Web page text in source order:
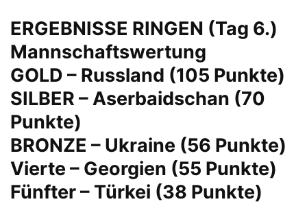
ERGEBNISSE RINGEN (Tag 6.)
Mannschaftswertung
GOLD – Russland (105 Punkte)
SILBER – Aserbaidschan (70
Punkte)
BRONZE – Ukraine (56 Punkte)
Vierte – Georgien (55 Punkte)
Fünfter – Türkei (38 Punkte)